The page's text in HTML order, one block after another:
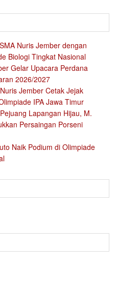
Nuris Jember dengan
Biologi Tingkat Nasional
Gelar Upacara Perdana
2026/2027
Jember Cetak Jejak
IPA Jawa Timur
Lapangan Hijau, M.
Persaingan Porseni
Naik Podium di Olimpiade